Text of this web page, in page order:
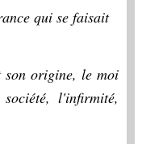
qui se faisait
son origine, le moi
l'infirmité,